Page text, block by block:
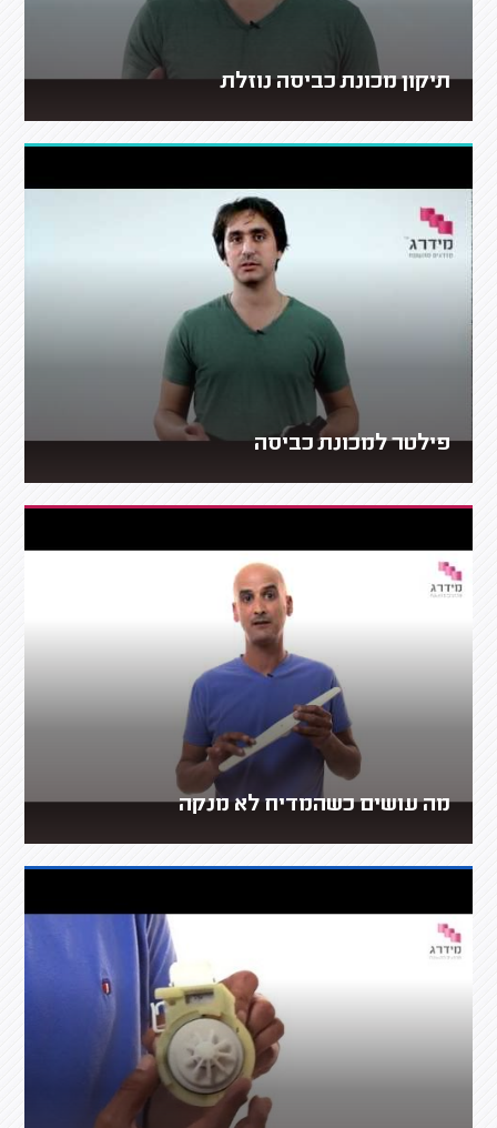
תיקון מכונת כביסה נוזלת
פילטר למכונת כביסה
מה עושים כשהמדיח לא מנקה